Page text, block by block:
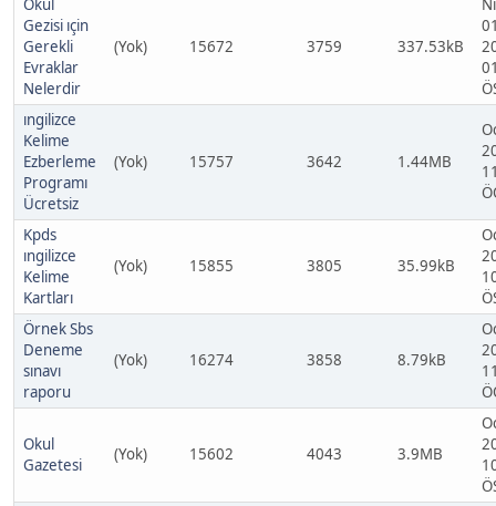
Okul
Gezisi ıçin
Gerekli
Evraklar
Nelerdir
(Yok) 15672 3759 337.53kB
ıngilizce
Kelime
Ezberleme
Programı
Ücretsiz
(Yok) 15757 3642 1.44MB
Kpds
ıngilizce
Kelime
Kartları
(Yok) 15855 3805 35.99kB
Örnek Sbs
Deneme
sınavı
raporu
(Yok) 16274 3858 8.79kB
Okul
Gazetesi
(Yok) 15602 4043 3.9MB